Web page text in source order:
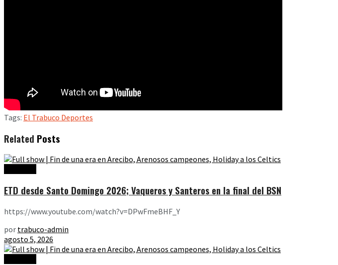
Tags: El Trabuco Deportes
Related Posts
ETD desde Santo Domingo 2026; Vaqueros y Santeros en la final del BSN
https://www.youtube.com/watch?v=DPwFmeBHF_Y
por trabuco-admin
agosto 5, 2026